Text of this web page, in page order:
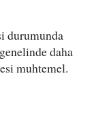
durumunda
daha
muhtemel.